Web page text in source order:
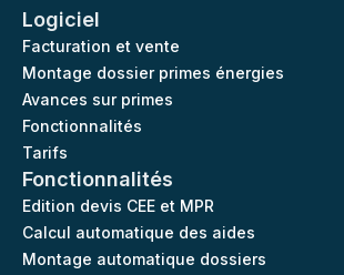
Logiciel
Facturation et vente
Montage dossier primes énergies
Avances sur primes
Fonctionnalités
Tarifs
Fonctionnalités
Edition devis CEE et MPR
Calcul automatique des aides
Montage automatique dossiers